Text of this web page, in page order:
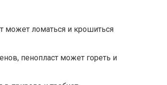
может ломаться и крошиться
пенопласт может гореть и